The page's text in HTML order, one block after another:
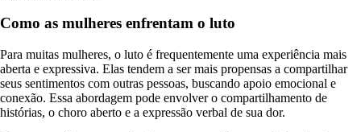
Como as mulheres enfrentam o luto
Para muitas mulheres, o luto é frequentemente uma experiência mais
aberta e expressiva. Elas tendem a ser mais propensas a compartilhar
seus sentimentos com outras pessoas, buscando apoio emocional e
conexão. Essa abordagem pode envolver o compartilhamento de
histórias, o choro aberto e a expressão verbal de sua dor.